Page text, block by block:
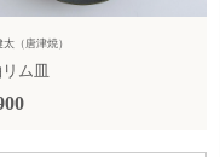
（唐津焼）
ム皿